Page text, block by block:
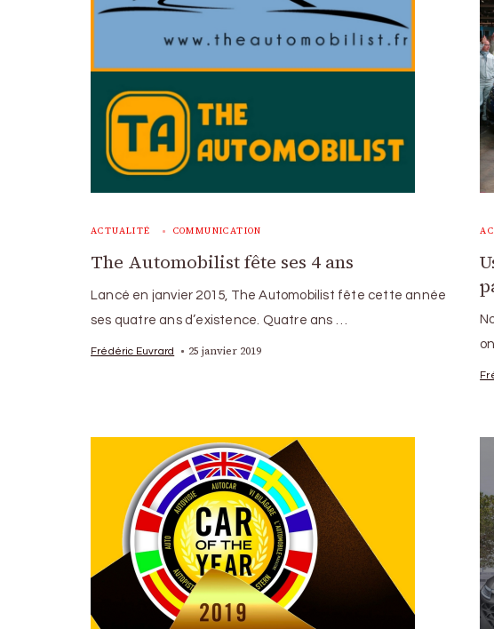
ACTUALITÉ COMMUNICATION
The Automobilist fête ses 4 ans
Lancé en janvier 2015, The Automobilist fête cette année
ses quatre ans d’existence. Quatre ans …
Frédéric Euvrard 25 janvier 2019